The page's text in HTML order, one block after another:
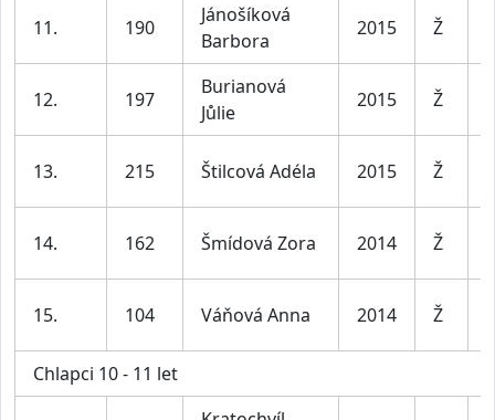
11. 190
Jánošíková
Barbora
2015 Ž
12. 197
Burianová
Jůlie
2015 Ž
13. 215 Štilcová Adéla 2015 Ž
14. 162 Šmídová Zora 2014 Ž
15. 104 Váňová Anna 2014 Ž
Chlapci 10 - 11 let